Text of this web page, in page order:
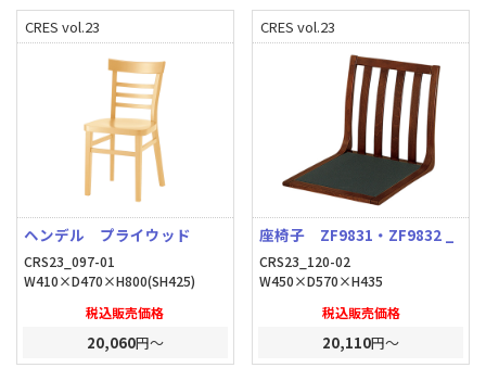
CRES vol.23
ヘンデル プライウッド
CRS23_097-01
W410×D470×H800(SH425)
税込販売価格
20,060円～
CRES vol.23
座椅子 ZF9831・ZF9832 _
CRS23_120-02
W450×D570×H435
税込販売価格
20,110円～